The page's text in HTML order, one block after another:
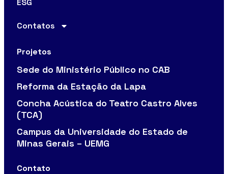
ESG
Contatos
Projetos
Sede do Ministério Público no CAB
Reforma da Estação da Lapa
Concha Acústica do Teatro Castro Alves
(TCA)
Campus da Universidade do Estado de
Minas Gerais – UEMG
Contato